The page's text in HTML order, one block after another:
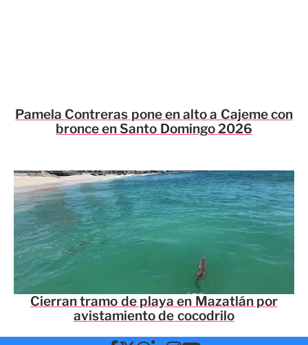
Pamela Contreras pone en alto a Cajeme con
bronce en Santo Domingo 2026
Cierran tramo de playa en Mazatlán por
avistamiento de cocodrilo